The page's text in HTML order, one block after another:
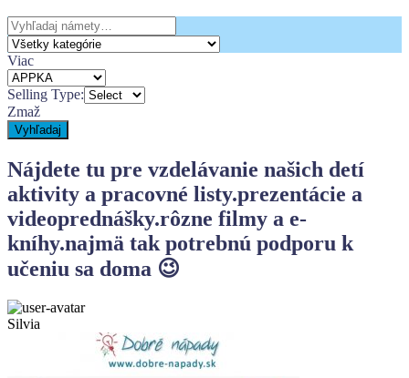
Search
for:
Viac
Selling Type:
Zmaž
Vyhľadaj
Nájdete tu pre vzdelávanie našich detí
aktivity a pracovné listy.prezentácie a
videoprednášky.rôzne filmy a e-
kníhy.najmä tak potrebnú podporu k
učeniu sa doma 😉
Silvia